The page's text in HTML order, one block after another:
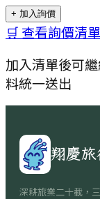
+ 加入詢價
🛒 查看詢價清單
加入清單後可
料統一送出
翔慶
深耕旅業二十載，